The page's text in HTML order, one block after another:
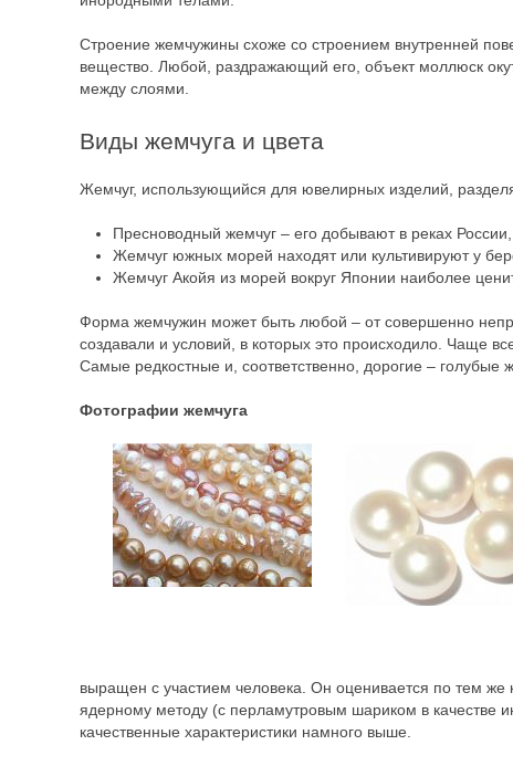
Строение жемчужины схоже со строением внутренней
вещество. Любой, раздражающий его, объект моллюск
между слоями.
Виды жемчуга и цвета
Жемчуг, использующийся для ювелирных изделий,
Пресноводный жемчуг – его добывают в реках
Жемчуг южных морей находят или культивируют у
Жемчуг Акойя из морей вокруг Японии наиболее
Форма жемчужин может быть любой – от совершенно
создавали и условий, в которых это происходило. Чаще
Самые редкостные и, соответственно, дорогие – голубые
Фотографии жемчуга
выращен с участием человека. Он оценивается по тем же
ядерному методу (с перламутровым шариком в качестве
качественные характеристики намного выше.